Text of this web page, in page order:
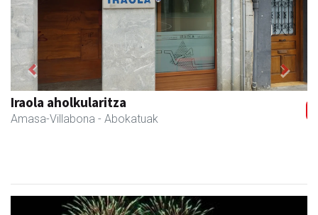
Sahatsa belar-denda eta dietetika zentrua
Amasa-Villabona - Belar-denda
Previous Next